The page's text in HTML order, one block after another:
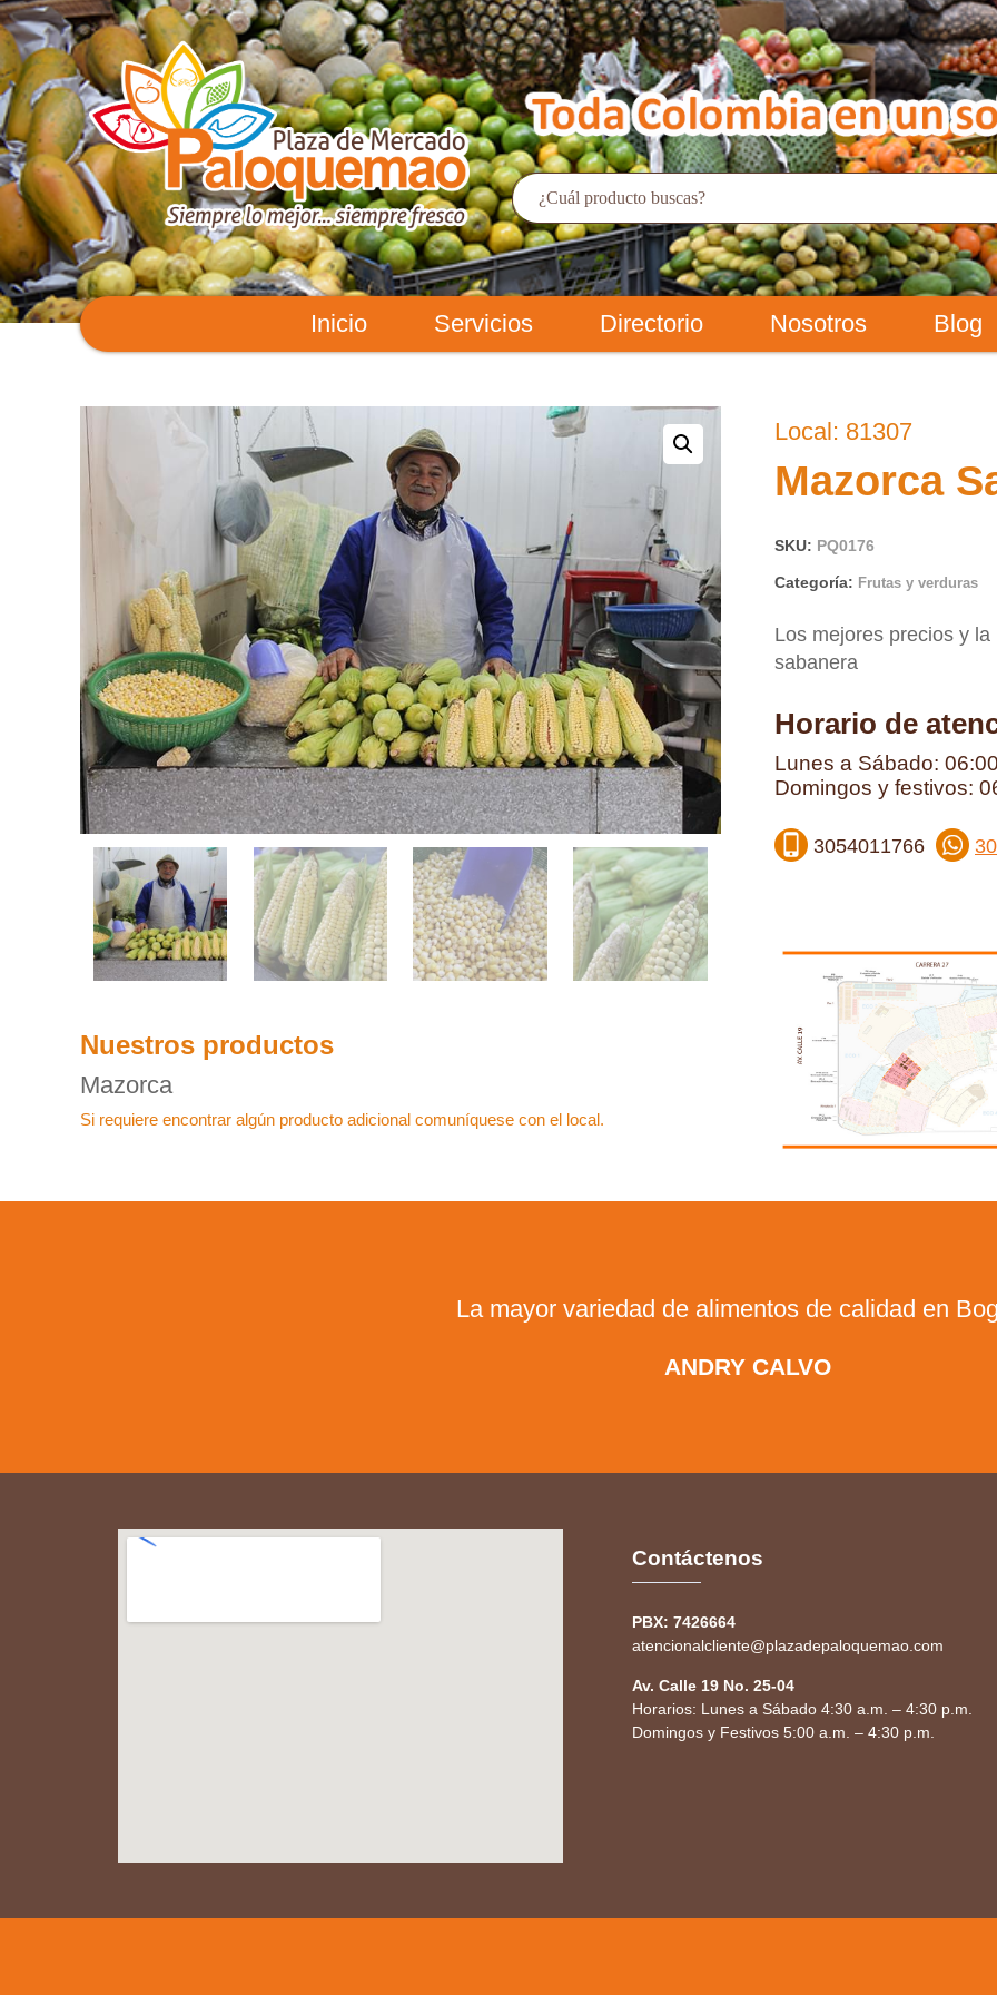
Inicio Servicios Directorio Nosotros Blog
Local: 81307
Mazorca
SKU: PQ0176
Categoría: Frutas y verduras
Los mejores precios y
sabanera
Horario de
Lunes a Sábado:
Domingos y festivos:
3054011766
Nuestros productos
Mazorca
Si requiere encontrar algún producto adicional comuníquese con el local.
La mayor variedad de alimentos de calidad en
ANDRY CALVO
Contáctenos
PBX: 7426664
atencionalcliente@plazadepaloquemao.com
Av. Calle 19 No. 25-04
Horarios: Lunes a Sábado 4:30 a.m. – 4:30 p.m.
Domingos y Festivos 5:00 a.m. – 4:30 p.m.